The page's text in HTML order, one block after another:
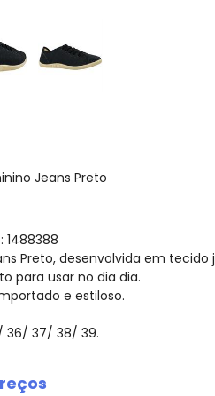
Jeans Preto
1488388
Preto, desenvolvida em
para usar no dia dia.
e estiloso.
36/ 37/ 38/ 39.